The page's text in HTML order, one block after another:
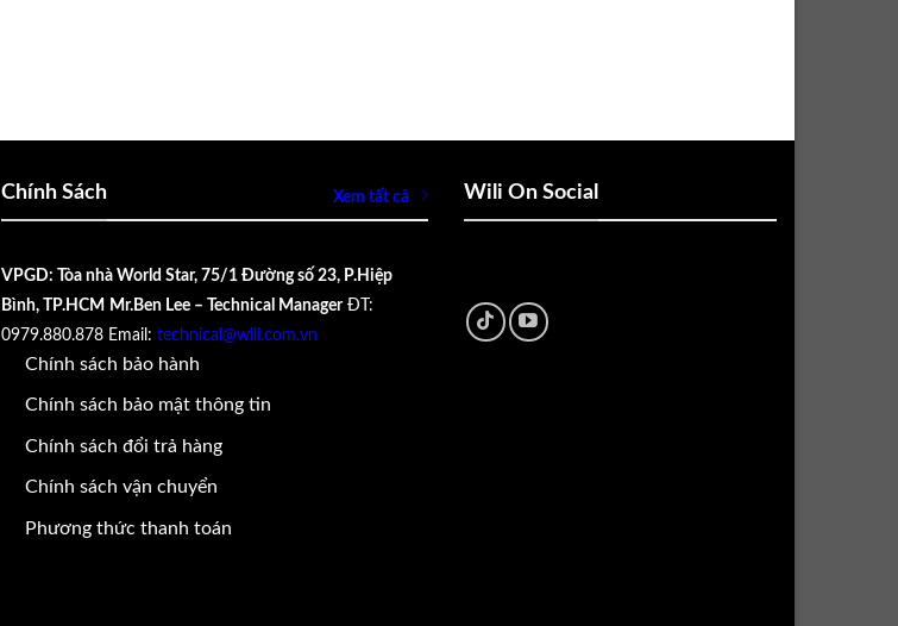
Chính Sách Xem tất cả
VPGD: Tòa nhà World Star, 75/1 Đường số 23, P.Hiệp
Bình, TP.HCM Mr.Ben Lee – Technical Manager ĐT:
0979.880.878 Email: technical@wili.com.vn
Chính sách bảo hành
Chính sách bảo mật thông tin
Chính sách đổi trả hàng
Chính sách vận chuyển
Phương thức thanh toán
Wili On Social